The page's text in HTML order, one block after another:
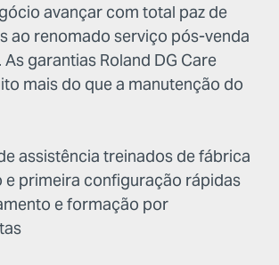
avançar com total paz de
ao renomado serviço pós-venda
As garantias Roland DG Care
mais do que a manutenção do
assistência treinados de fábrica
e primeira configuração rápidas
e formação por